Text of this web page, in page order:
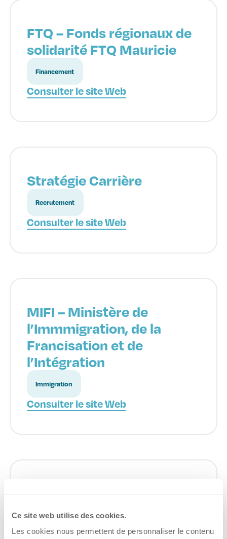
Ce site web utilise des cookies.
Les cookies nous permettent de personnaliser le contenu
FTQ – Fonds régionaux de
solidarité FTQ Mauricie
Financement
Consulter le site Web
Stratégie Carrière
Recrutement
Consulter le site Web
MIFI – Ministère de
l’Immmigration, de la
Francisation et de
l’Intégration
Immigration
Consulter le site Web
BDC – Banque de
développement du Canada
Capital de risque